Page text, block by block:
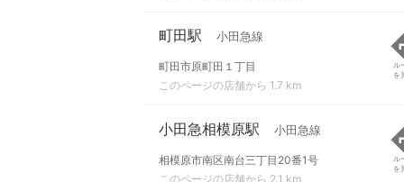
町田駅 小田急線
町田市原町田１丁目
このページの店舗から 1.7 km
ル
を
小田急相模原駅 小田急線
相模原市南区南台三丁目20番1号
このページの店舗から 2.1 km
ル
を